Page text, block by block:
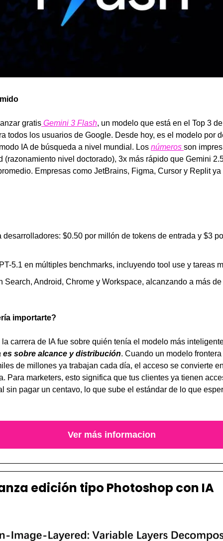
gratis Gemini 3 Flash, un modelo que está en el Top 3
todos los usuarios de Google. Desde hoy, es el modelo por
IA de búsqueda a nivel mundial. Los números son
(razonamiento nivel doctorado), 3x más rápido que Gemini
Empresas como JetBrains, Figma, Cursor y Replit
desarrolladores: $0.50 por millón de tokens de entrada y $3
5.1 en múltiples benchmarks, incluyendo tool use y tareas
Search, Android, Chrome y Workspace, alcanzando a más
importarte?
carrera de IA fue sobre quién tenía el modelo más
sobre alcance y distribución. Cuando un modelo
de millones ya trabajan cada día, el acceso se convierte
Para marketers, esto significa que tus clientes ya tienen
sin pagar un centavo, lo que sube el estándar de lo que
Ver más informacion
edición tipo Photoshop con IA